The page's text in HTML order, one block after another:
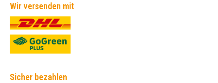
Wir versenden mit
Sicher bezahlen